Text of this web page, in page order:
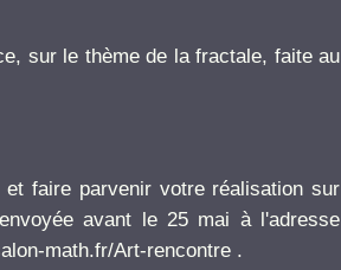
sur le thème de la fractale, faite au
faire parvenir votre réalisation sur
avant le 25 mai à l'adresse
math.fr/Art-rencontre .